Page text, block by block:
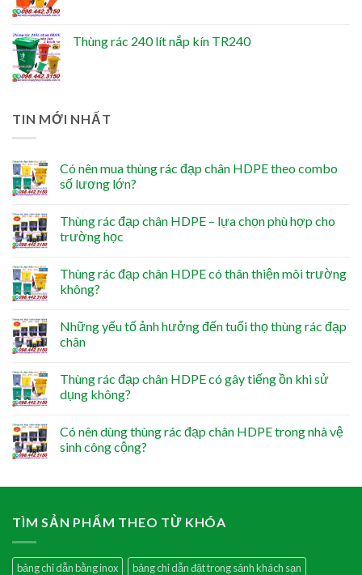
Thùng rác 240 lít nắp kín TR240
TIN MỚI NHẤT
Có nên mua thùng rác đạp chân HDPE theo combo
số lượng lớn?
Thùng rác đạp chân HDPE – lựa chọn phù hợp cho
trường học
Thùng rác đạp chân HDPE có thân thiện môi trường
không?
Những yếu tố ảnh hưởng đến tuổi thọ thùng rác đạp
chân
Thùng rác đạp chân HDPE có gây tiếng ồn khi sử
dụng không?
Có nên dùng thùng rác đạp chân HDPE trong nhà vệ
sinh công cộng?
TÌM SẢN PHẨM THEO TỪ KHÓA
bảng chỉ dẫn bằng inox
bảng chỉ dẫn đặt trong sảnh khách sạn